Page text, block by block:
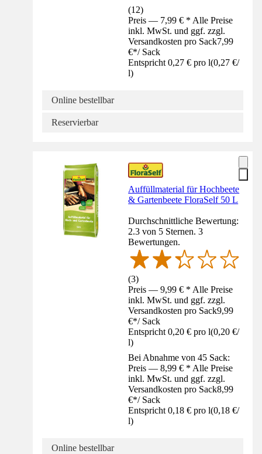
(12)
Preis — 7,99 € * Alle Preise
inkl. MwSt. und ggf. zzgl.
Versandkosten pro Sack7,99
€*/ Sack
Entspricht 0,27 € pro l(0,27 €/
l)
Online bestellbar
Reservierbar
Auffüllmaterial für Hochbeete
& Gartenbeete FloraSelf 50 L
Durchschnittliche Bewertung:
2.3 von 5 Sternen. 3
Bewertungen.
(3)
Preis — 9,99 € * Alle Preise
inkl. MwSt. und ggf. zzgl.
Versandkosten pro Sack9,99
€*/ Sack
Entspricht 0,20 € pro l(0,20 €/
l)
Bei Abnahme von 45 Sack:
Preis — 8,99 € * Alle Preise
inkl. MwSt. und ggf. zzgl.
Versandkosten pro Sack8,99
€*/ Sack
Entspricht 0,18 € pro l(0,18 €/
l)
Online bestellbar